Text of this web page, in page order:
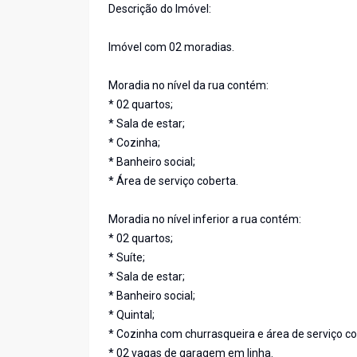
Descrição do Imóvel:
Imóvel com 02 moradias.
Moradia no nível da rua contém:
* 02 quartos;
* Sala de estar;
* Cozinha;
* Banheiro social;
* Área de serviço coberta.
Moradia no nível inferior a rua contém:
* 02 quartos;
* Suíte;
* Sala de estar;
* Banheiro social;
* Quintal;
* Cozinha com churrasqueira e área de serviço
* 02 vagas de garagem em linha.